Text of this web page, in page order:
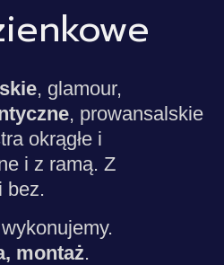
, glamour,
, prowansalskie
okrągłe i
i z ramą. Z
bez.
montaż.